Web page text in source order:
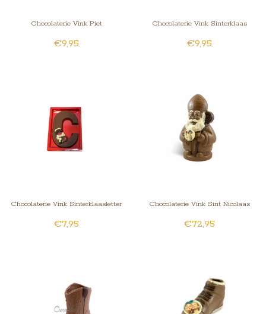
Chocolaterie Vink Piet
€9,95
Chocolaterie Vink Sinterklaas
€9,95
Chocolaterie Vink Sinterklaasletter
€7,95
Chocolaterie Vink Sint Nicolaas
Kingsize/XXL met foto
€72,95